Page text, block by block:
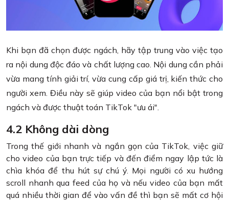
Khi bạn đã chọn được ngách, hãy tập trung vào việc tạo
ra nội dung độc đáo và chất lượng cao. Nội dung cần phải
vừa mang tính giải trí, vừa cung cấp giá trị, kiến thức cho
người xem. Điều này sẽ giúp video của bạn nổi bật trong
ngách và được thuật toán TikTok "ưu ái".
4.2 Không dài dòng
Trong thế giới nhanh và ngắn gọn của TikTok, việc giữ
cho video của bạn trực tiếp và đến điểm ngay lập tức là
chìa khóa để thu hút sự chú ý. Mọi người có xu hướng
scroll nhanh qua feed của họ và nếu video của bạn mất
quá nhiều thời gian để vào vấn đề thì bạn sẽ mất cơ hội